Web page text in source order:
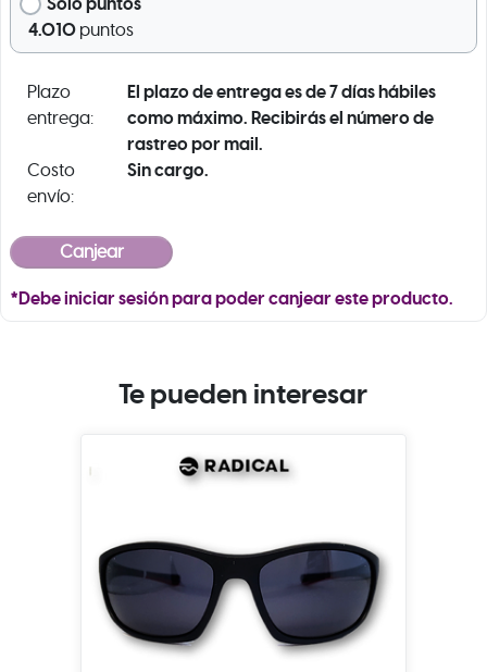
4.010 puntos
Plazo
entrega:
El plazo de entrega es de 7 días hábiles
como máximo. Recibirás el número de
rastreo por mail.
Costo
envío:
Sin cargo.
*Debe iniciar sesión para poder canjear este producto.
Te pueden interesar